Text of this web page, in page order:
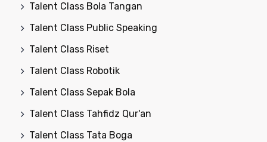
Talent Class Bola Tangan
Talent Class Public Speaking
Talent Class Riset
Talent Class Robotik
Talent Class Sepak Bola
Talent Class Tahfidz Qur'an
Talent Class Tata Boga